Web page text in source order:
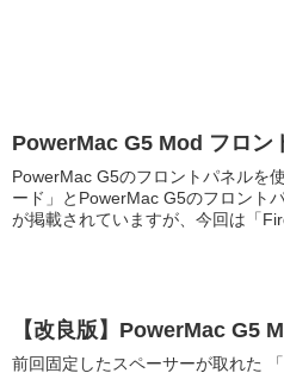
PowerMac G5 Mod フロン
PowerMac G5のフロントパネルを使えるように改造する い
ード」とPowerMac G5のフロント
が掲載されていますが、今回は「
【改良版】PowerMac G5
前回固定したスペーサーが取れた 「PowerMac G5 Mod MicroATXマザーボードを固定する」と